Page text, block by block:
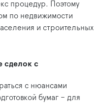
процедур. Поэтому
по недвижимости
и строительных
сделок с
с нюансами
бумаг – для